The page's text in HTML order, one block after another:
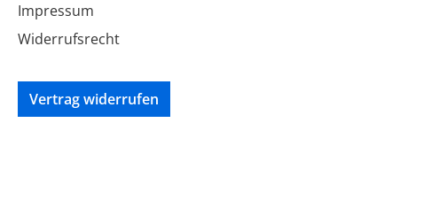
Impressum
Widerrufsrecht
Vertrag widerrufen